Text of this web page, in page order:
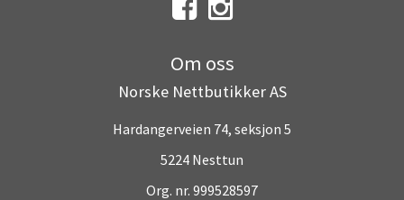
Om oss
Norske Nettbutikker AS
Hardangerveien 74, seksjon 5
5224 Nesttun
Org. nr. 999528597